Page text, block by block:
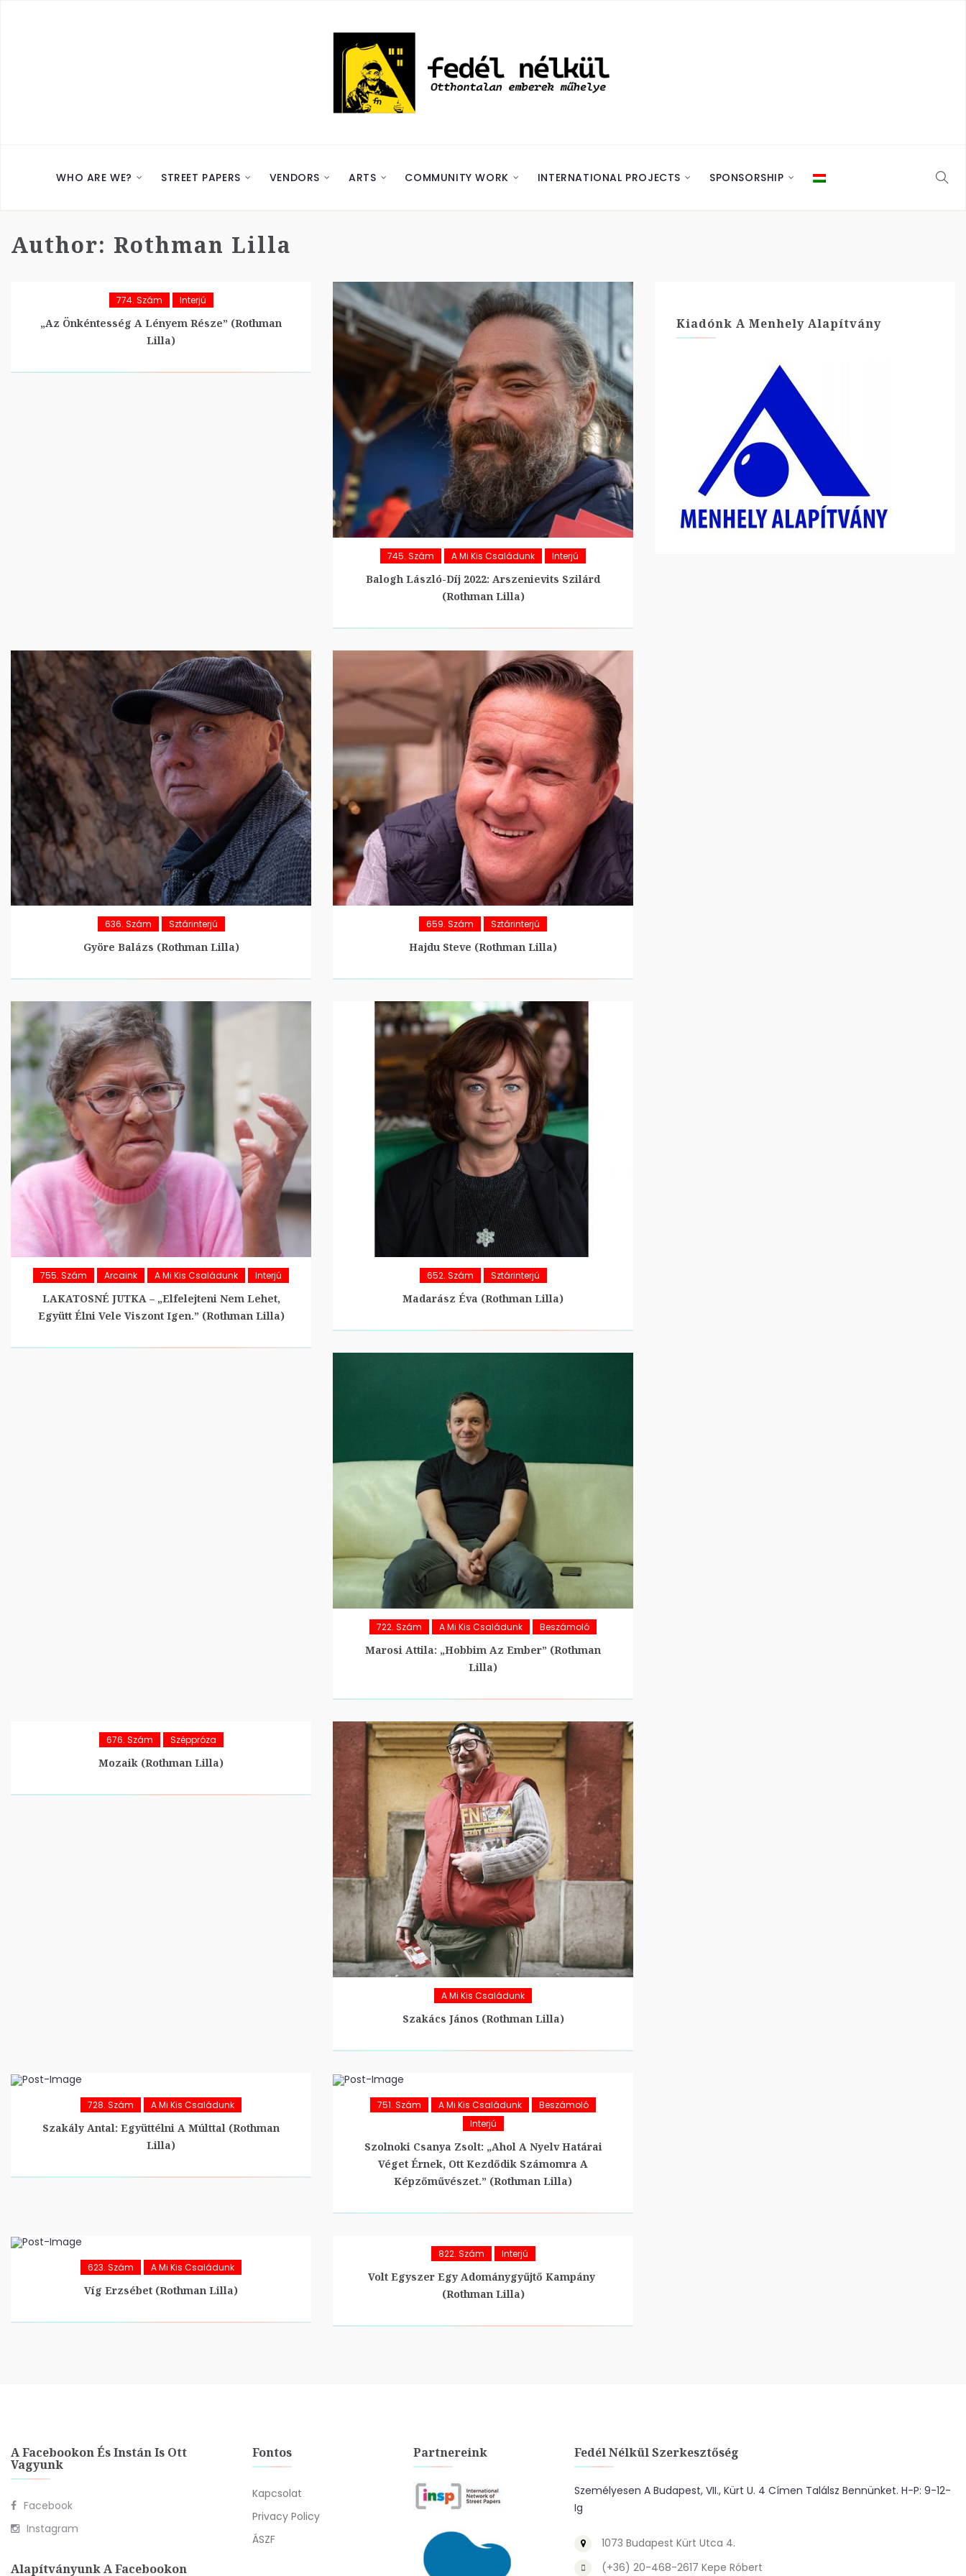
WHO ARE WE? STREET PAPERS VENDORS ARTS COMMUNITY WORK INTERNATIONAL PROJECTS SPONSORSHIP
Author: Rothman Lilla
774. Szám Interjú
„Az Önkéntesség A Lényem Része” (Rothman
Lilla)
745. Szám A Mi Kis Családunk Interjú
Balogh László-Díj 2022: Arszenievits Szilárd
(Rothman Lilla)
636. Szám Sztárinterjú
Györe Balázs (Rothman Lilla)
659. Szám Sztárinterjú
Hajdu Steve (Rothman Lilla)
755. Szám Arcaink A Mi Kis Családunk Interjú
LAKATOSNÉ JUTKA – „Elfelejteni Nem Lehet,
Együtt Élni Vele Viszont Igen.” (Rothman Lilla)
652. Szám Sztárinterjú
Madarász Éva (Rothman Lilla)
722. Szám A Mi Kis Családunk Beszámoló
Marosi Attila: „Hobbim Az Ember” (Rothman
Lilla)
676. Szám Széppróza
Mozaik (Rothman Lilla)
A Mi Kis Családunk
Szakács János (Rothman Lilla)
728. Szám A Mi Kis Családunk
Szakály Antal: Együttélni A Múlttal (Rothman
Lilla)
751. Szám A Mi Kis Családunk
Beszámoló
Interjú
Szolnoki Csanya Zsolt: „Ahol A Nyelv Határai
Véget Érnek, Ott Kezdődik Számomra A
Képzőművészet.” (Rothman Lilla)
623. Szám A Mi Kis Családunk
Víg Erzsébet (Rothman Lilla)
822. Szám Interjú
Volt Egyszer Egy Adománygyűjtő Kampány
(Rothman Lilla)
Kiadónk A Menhely Alapítvány
A Facebookon És Instán Is Ott
Vagyunk
Facebook
Instagram
Alapítványunk A Facebookon
Fontos
Kapcsolat
Privacy Policy
ÁSZF
Partnereink Fedél Nélkül Szerkesztőség
Személyesen A Budapest, VII., Kürt U. 4 Címen Találsz Bennünket. H-P: 9-12-
Ig
1073 Budapest Kürt Utca 4.
(+36) 20-468-2617 Kepe Róbert